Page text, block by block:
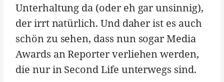
Unterhaltung da (oder eh gar unsinnig),
der irrt natürlich. Und daher ist es auch
schön zu sehen, dass nun sogar Media
Awards an Reporter verliehen werden,
die nur in Second Life unterwegs sind.